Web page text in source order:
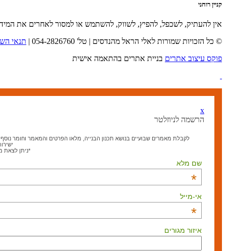
קניין רוחני
אין להעתיק, לשכפל, להפיץ, לשווק, להשתמש או למסור לאחרים את
© כל הזכויות שמורות לאלי הראל מהנדסים | טל' 054-2826760 |
תנאי
פוקס עיצוב אתרים בניית אתרים בהתאמה אישית
x
הרשמה לניוזלטר
לקבלת מאמרים שבועיים בנושא תכנון הבנייה, מלאו הפרטים והמאמר וחומר נוסף
*ניתן
שם מלא
*
אי-מייל
*
איזור מגורים